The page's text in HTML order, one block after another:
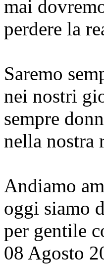
mai
perdere la
Saremo
nei nostri
sempre
nella nostra
Andiamo
oggi siamo
per gentile
08 Agosto